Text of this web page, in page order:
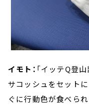
イモト： 「イッテQ登
サコッシュをセット
ぐに行動色が食べら